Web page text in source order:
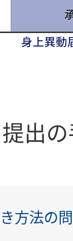
出
方法の